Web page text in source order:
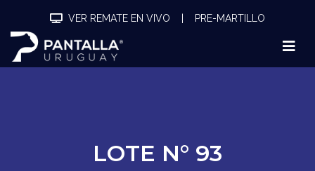
VER REMATE EN VIVO PRE-MARTILLO
LOTE N° 93